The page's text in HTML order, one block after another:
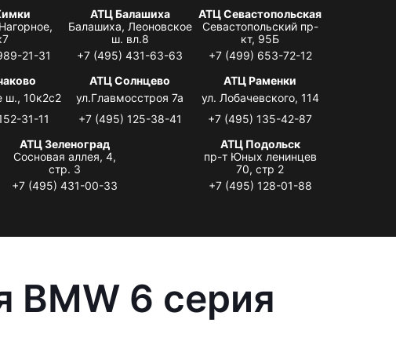
21-31
АТЦ Балашиха
Балашиха, Леоновское
ш. вл.8
+7 (495) 431-63-63
АТЦ Севастопольская
Севастопольский пр-
кт, 95Б
+7 (499) 653-72-12
ш., 10к2с2
31-11
АТЦ Солнцево
ул.Главмосстроя 7а
+7 (495) 125-38-41
АТЦ Раменки
ул. Лобачевского, 114
+7 (495) 135-42-87
АТЦ Зеленоград
Сосновая аллея, 4,
стр. 3
+7 (495) 431-00-33
АТЦ Подольск
пр-т Юных ленинцев
70, стр 2
+7 (495) 128-01-88
BMW 6 серия